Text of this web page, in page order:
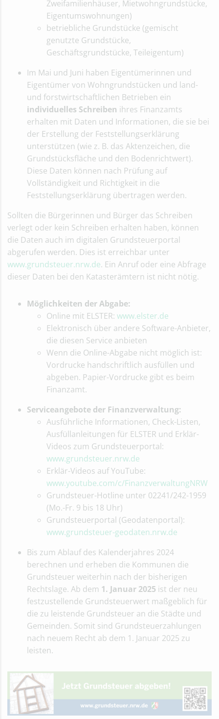
Zweifamilienhäuser, Mietwohngrundstücke,
Eigentumswohnungen)
betriebliche Grundstücke (gemischt
genutzte Grundstücke,
Geschäftsgrundstücke, Teileigentum)
Im Mai und Juni haben Eigentümerinnen und
Eigentümer von Wohngrundstücken und land-
und forstwirtschaftlichen Betrieben ein
individuelles Schreiben ihres Finanzamts
erhalten mit Daten und Informationen, die sie bei
der Erstellung der Feststellungserklärung
unterstützen (wie z. B. das Aktenzeichen, die
Grundstücksfläche und den Bodenrichtwert).
Diese Daten können nach Prüfung auf
Vollständigkeit und Richtigkeit in die
Feststellungserklärung übertragen werden.
Sollten die Bürgerinnen und Bürger das Schreiben
verlegt oder kein Schreiben erhalten haben, können
die Daten auch im digitalen Grundsteuerportal
abgerufen werden. Dies ist erreichbar unter
www.grundsteuer.nrw.de. Ein Anruf oder eine Abfrage
dieser Daten bei den Katasterämtern ist nicht nötig.
Möglichkeiten der Abgabe:
Online mit ELSTER: www.elster.de
Elektronisch über andere Software-Anbieter,
die diesen Service anbieten
Wenn die Online-Abgabe nicht möglich ist:
Vordrucke handschriftlich ausfüllen und
abgeben. Papier-Vordrucke gibt es beim
Finanzamt.
Serviceangebote der Finanzverwaltung:
Ausführliche Informationen, Check-Listen,
Ausfüllanleitungen für ELSTER und Erklär-
Videos zum Grundsteuerportal:
www.grundsteuer.nrw.de
Erklär-Videos auf YouTube:
www.youtube.com/c/FinanzverwaltungNRW
Grundsteuer-Hotline unter 02241/242-1959
(Mo.-Fr. 9 bis 18 Uhr)
Grundsteuerportal (Geodatenportal):
www.grundsteuer-geodaten.nrw.de
Bis zum Ablauf des Kalenderjahres 2024
berechnen und erheben die Kommunen die
Grundsteuer weiterhin nach der bisherigen
Rechtslage. Ab dem 1. Januar 2025 ist der neu
festzustellende Grundsteuerwert maßgeblich für
die zu leistende Grundsteuer an die Städte und
Gemeinden. Somit sind Grundsteuerzahlungen
nach neuem Recht ab dem 1. Januar 2025 zu
leisten.